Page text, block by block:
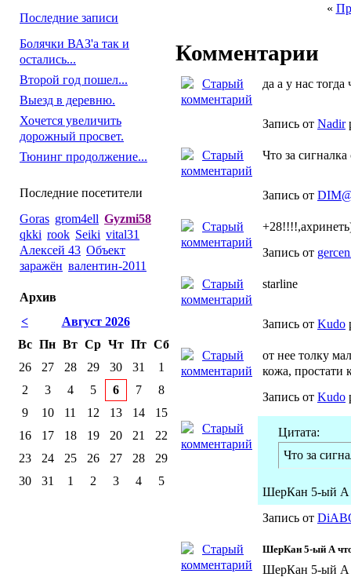
«
Комментарии
да а у нас
Запись от Nadir
Что за сигналка
Запись от
Запись от
starline
Запись от Kudo
от нее толку
кожа, простати
Запись от Kudo
Цитата:
Что за
ШерКан 5-ый А
Запись от
ШерКан 5-ый А
ШерКан 5-ый А
Последние записи
Болячки ВАЗ'а так и
остались...
Второй год пошел...
Выезд в деревню.
Хочется увеличить
дорожный просвет.
Тюнинг продолжение...
Последние посетители
Goras grom4ell Gyzmi58
qkki rook Seiki vital31
Алексей 43 Объект
заражён валентин-2011
Архив
<
Август 2026
Вс Пн Вт Ср Чт Пт Сб
26
27 28 29 30 31
1
2
3 4 5 6 7
8
9
10 11 12 13 14
15
16
17 18 19 20 21
22
23
24 25 26 27 28
29
30
31 1 2 3 4 5